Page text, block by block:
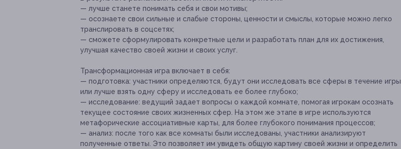
— лучше станете понимать себя и свои мотивы;
— осознаете свои сильные и слабые стороны, ценности и смыслы, которые можно легко
транслировать в соцсетях;
— сможете сформулировать конкретные цели и разработать план для их достижения,
улучшая качество своей жизни и своих услуг.
Трансформационная игра включает в себя:
— подготовка: участники определяются, будут они исследовать все сферы в течение игры,
или лучше взять одну сферу и исследовать ее более глубоко;
— исследование: ведущий задает вопросы о каждой комнате, помогая игрокам осознать
текущее состояние своих жизненных сфер. На этом же этапе в игре используются
метафорические ассоциативные карты, для более глубокого понимания процессов;
— анализ: после того как все комнаты были исследованы, участники анализируют
полученные ответы. Это позволяет им увидеть общую картину своей жизни и определить